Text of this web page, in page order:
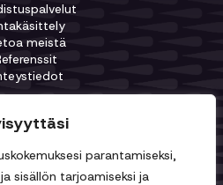
parantamiseksi,
sisällön tarjoamiseksi ja
meistä